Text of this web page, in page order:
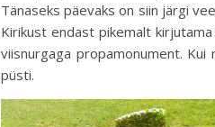
Tänaseks päevaks on siin järgi
Kirikust endast pikemalt
viisnurgaga propamonument.
püsti.